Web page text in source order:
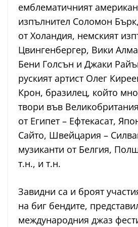
емблематичният
изпълнител Соломон
от Холандия, немският
Цвингенбергер, Вики
Бени Голсън и Джаки
руският артист Олег
Крон, бразилец, който
твори във
от Египет – Ефтекасат,
Сайто, Швейцария –
музиканти от Белгия,
т.н., и т.н.
Завидни са и броят
на биг бендите,
международния джаз